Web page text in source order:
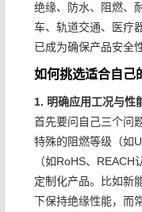
绝缘、防水、阻燃、
车、轨道交通、医疗
已成为确保产品安全
如何挑选适合自己
1. 明确应用工况与性
首先要问自己三个问
特殊的阻燃等级（如
（如RoHS、
定制化产品。比如新
下保持绝缘性能，而